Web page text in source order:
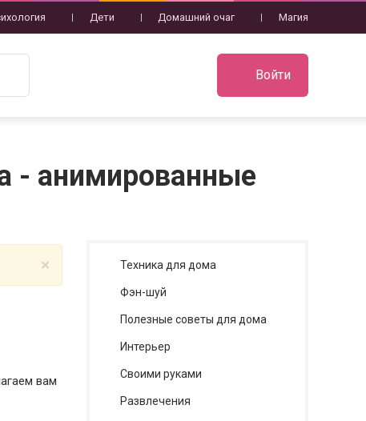
Дети Домашний очаг Магия
Войти
- анимированные
×
вам
Техника для дома
Фэн-шуй
Полезные советы для дома
Интерьер
Своими руками
Развлечения